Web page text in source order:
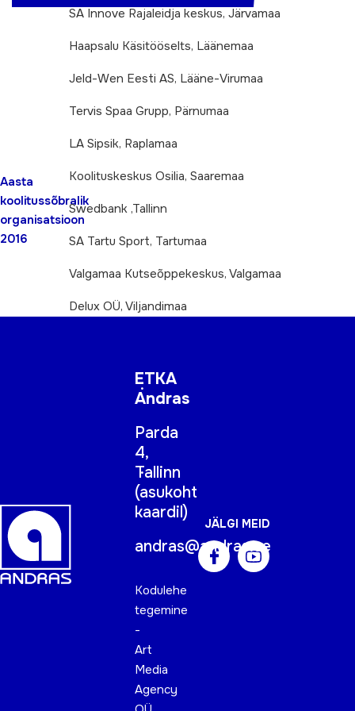
Aasta
koolitussõbralik
organisatsioon
2016
SA Innove Rajaleidja keskus, Järvamaa
Haapsalu Käsitööselts, Läänemaa
Jeld-Wen Eesti AS, Lääne-Virumaa
Tervis Spaa Grupp, Pärnumaa
LA Sipsik, Raplamaa
Koolituskeskus Osilia, Saaremaa
Swedbank ,Tallinn
SA Tartu Sport, Tartumaa
Valgamaa Kutseõppekeskus, Valgamaa
Delux OÜ, Viljandimaa
ETKA
Andras
Parda
4,
Tallinn
(asukoht
kaardil)
andras@andras.ee
Kodulehe
tegemine
-
Art
Media
Agency
JÄLGI MEID